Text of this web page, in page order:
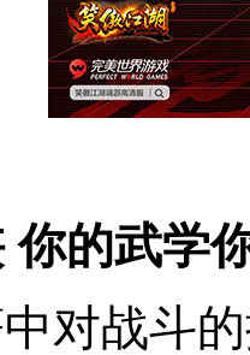
的武学
对战斗的